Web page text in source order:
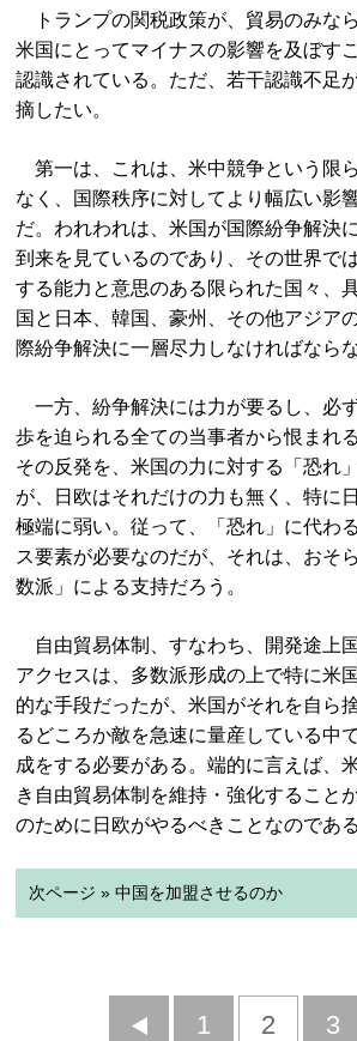
トランプの関税政策が、貿易のみな
米国にとってマイナスの影響を及ぼす
認識されている。ただ、若干認識不足
摘したい。
第一は、これは、米中競争という限
なく、国際秩序に対してより幅広い影
だ。われわれは、米国が国際紛争解決
到来を見ているのであり、その世界で
する能力と意思のある限られた国々、
国と日本、韓国、豪州、その他アジア
際紛争解決に一層尽力しなければならな
一方、紛争解決には力が要るし、必
歩を迫られる全ての当事者から恨まれ
その反発を、米国の力に対する「恐れ
が、日欧はそれだけの力も無く、特に
極端に弱い。従って、「恐れ」に代わ
ス要素が必要なのだが、それは、おそ
数派」による支持だろう。
自由貿易体制、すなわち、開発途上
アクセスは、多数派形成の上で特に米
的な手段だったが、米国がそれを自ら
るどころか敵を急速に量産している中
成をする必要がある。端的に言えば、
き自由貿易体制を維持・強化すること
のために日欧がやるべきことなのである
次ページ » 中国を加盟させるのか
前
1 2 3